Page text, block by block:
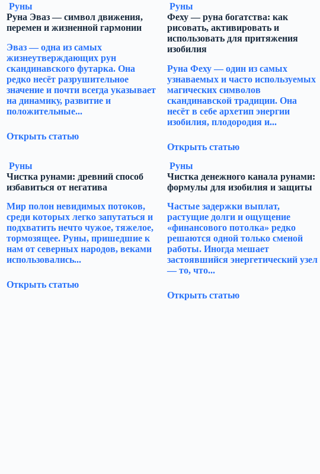
Руны
Руна Эваз — символ движения,
перемен и жизненной гармонии
Эваз — одна из самых
жизнеутверждающих рун
скандинавского футарка. Она
редко несёт разрушительное
значение и почти всегда указывает
на динамику, развитие и
положительные...
Открыть статью
Руны
Феху — руна богатства: как
рисовать, активировать и
использовать для притяжения
изобилия
Руна Феху — один из самых
узнаваемых и часто используемых
магических символов
скандинавской традиции. Она
несёт в себе архетип энергии
изобилия, плодородия и...
Открыть статью
Руны
Чистка рунами: древний способ
избавиться от негатива
Мир полон невидимых потоков,
среди которых легко запутаться и
подхватить нечто чужое, тяжелое,
тормозящее. Руны, пришедшие к
нам от северных народов, веками
использовались...
Открыть статью
Руны
Чистка денежного канала рунами:
формулы для изобилия и защиты
Частые задержки выплат,
растущие долги и ощущение
«финансового потолка» редко
решаются одной только сменой
работы. Иногда мешает
застоявшийся энергетический узел
— то, что...
Открыть статью